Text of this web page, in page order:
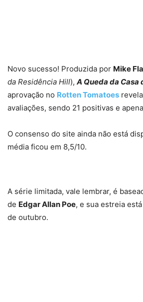
Novo sucesso! Produzida por Mike
da Residência Hill), A Queda da Casa
aprovação no Rotten Tomatoes
avaliações, sendo 21 positivas e
O consenso do site ainda não está
média ficou em 8,5/10.
A série limitada, vale lembrar, é
de Edgar Allan Poe, e sua estreia
de outubro.